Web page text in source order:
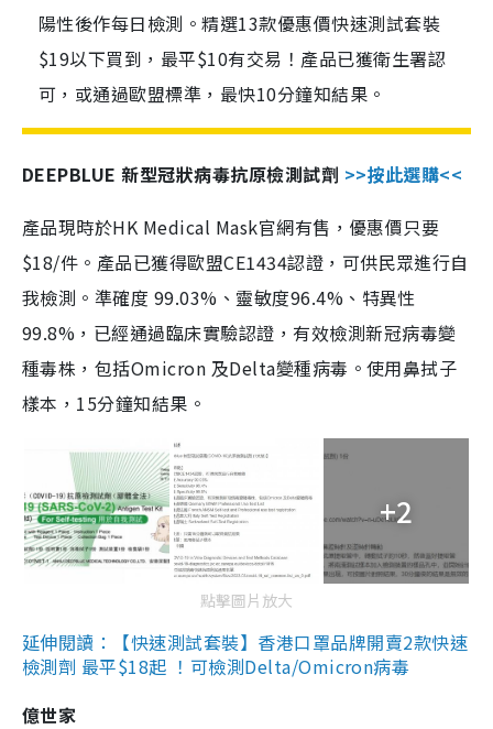
陽性後作每日檢測。精選13款優惠價快速測試套裝
$19以下買到，最平$10有交易！產品已獲衛生署認
可，或通過歐盟標準，最快10分鐘知結果。
DEEPBLUE 新型冠狀病毒抗原檢測試劑 >>按此選購<<
產品現時於HK Medical Mask官網有售，優惠價只要
$18/件。產品已獲得歐盟CE1434認證，可供民眾進行自
我檢測。準確度 99.03%、靈敏度96.4%、特異性
99.8%，已經通過臨床實驗認證，有效檢測新冠病毒變
種毒株，包括Omicron 及Delta變種病毒。使用鼻拭子
樣本，15分鐘知結果。
+2
點擊圖片放大
延伸閱讀：【快速測試套裝】香港口罩品牌開賣2款快速
檢測劑 最平$18起 ！可檢測Delta/Omicron病毒
億世家